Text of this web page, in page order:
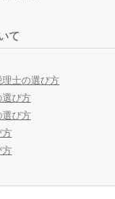
て
士の選び方
選び方
選び方
方
方